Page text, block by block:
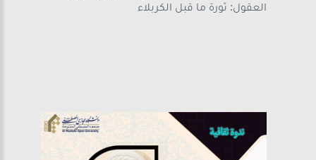
العقول: ثورة ما قبل الكربلاء